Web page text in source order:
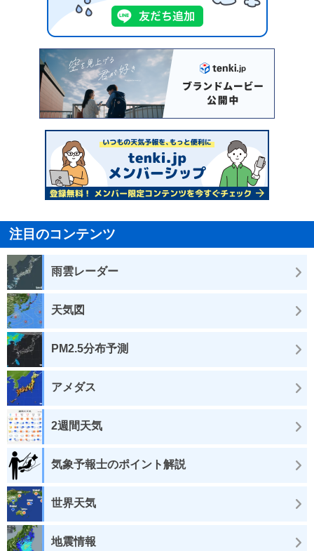
注目のコンテンツ
雨雲レーダー
天気図
PM2.5分布予測
アメダス
2週間天気
気象予報士のポイント解説
世界天気
地震情報